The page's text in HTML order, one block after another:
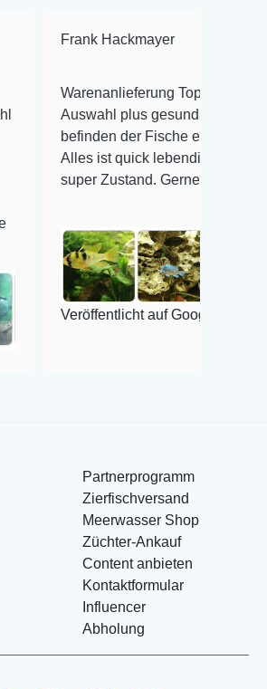
Frank Hackmayer ★★★★
Warenanlieferung Top und die
Auswahl plus gesundheitliches
befinden der Fische einwandfrei.
Alles ist quick lebendig und im
super Zustand. Gerne wieder 😃
Veröffentlicht auf Google
Partnerprogramm
Zierfischversand
Meerwasser Shop
Züchter-Ankauf
Content anbieten
Kontaktformular
Influencer
Abholung